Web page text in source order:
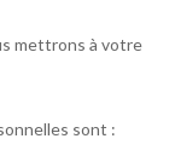
mettrons à votre
sont :